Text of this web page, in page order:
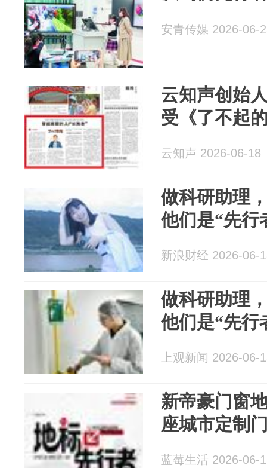
安青传媒 2026-06-
云知声创始
受《了不起
云知声 2026-06-18
做科研助理
他们是“先行
新浪财经 2026-06-
做科研助理
他们是“先行
上观新闻 2026-06-
新帝豪门窗
座城市定制
蓝莓生活 2026-06-